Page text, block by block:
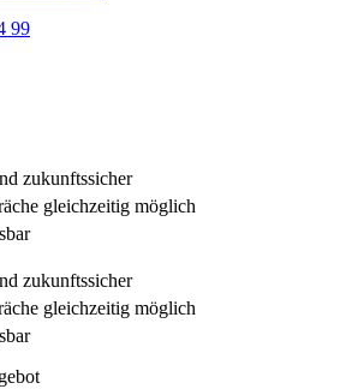
99
zukunftssicher
gleichzeitig möglich
zukunftssicher
gleichzeitig möglich